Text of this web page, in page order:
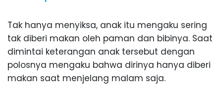
Tak hanya menyiksa, anak itu mengaku sering
tak diberi makan oleh paman dan bibinya. Saat
dimintai keterangan anak tersebut dengan
polosnya mengaku bahwa dirinya hanya diberi
makan saat menjelang malam saja.